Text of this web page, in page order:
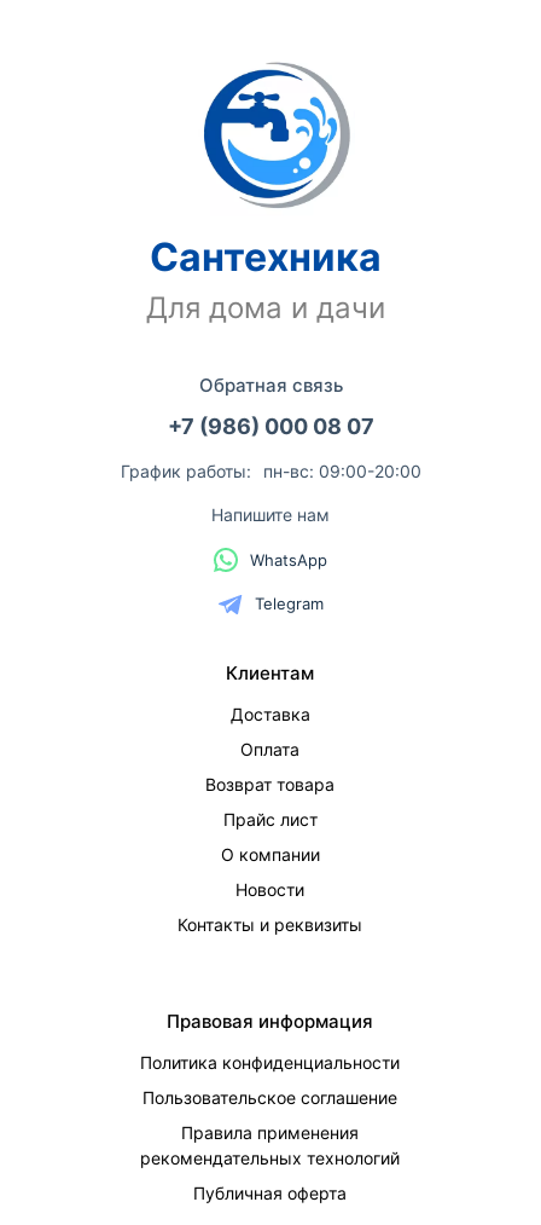
Сантехника
Для дома и дачи
Обратная связь
+7 (986) 000 08 07
График работы: пн-вс: 09:00-20:00
Напишите нам
WhatsApp
Telegram
Клиентам
Доставка
Оплата
Возврат товара
Прайс лист
О компании
Новости
Контакты и реквизиты
Правовая информация
Политика конфиденциальности
Пользовательское соглашение
Правила применения
рекомендательных технологий
Публичная оферта